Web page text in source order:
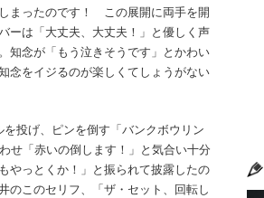
まったのです！ この展開に両手を開
ーは「大丈夫、大丈夫！」と優しく声
知念が「もう泣きそうです」とかわい
念をイジるのが楽しくてしょうがない
投げ、ピンを倒す「バンクボウリン
せ「赤いの倒します！」と気合い十分
やっとくか！」と振られて披露したの
のこのセリフ、「ザ・セット、回転し